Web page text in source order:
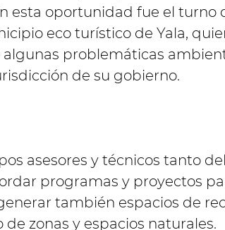
esta oportunidad fue el turno
eco turístico de Yala,
problemáticas
de su gobierno.
asesores y técnicos tanto
programas y proyectos
también espacios de
zonas y espacios naturales.